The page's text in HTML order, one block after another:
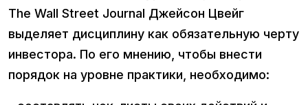
The Wall Street Journal Джейсон Цвейг
выделяет дисциплину как обязательную черту
инвестора. По его мнению, чтобы внести
порядок на уровне практики, необходимо: